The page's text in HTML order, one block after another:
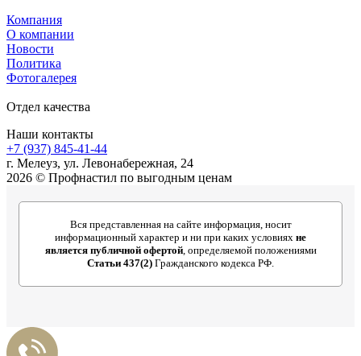
Компания
О компании
Новости
Политика
Фотогалерея
Отдел качества
Наши контакты
+7 (937) 845-41-44
г. Мелеуз, ул. Левонабережная, 24
2026 © Профнастил по выгодным ценам
Вся представленная на сайте информация, носит
информационный характер и ни при каких условиях не
является публичной офертой, определяемой положениями
Статьи 437(2) Гражданского кодекса РФ.